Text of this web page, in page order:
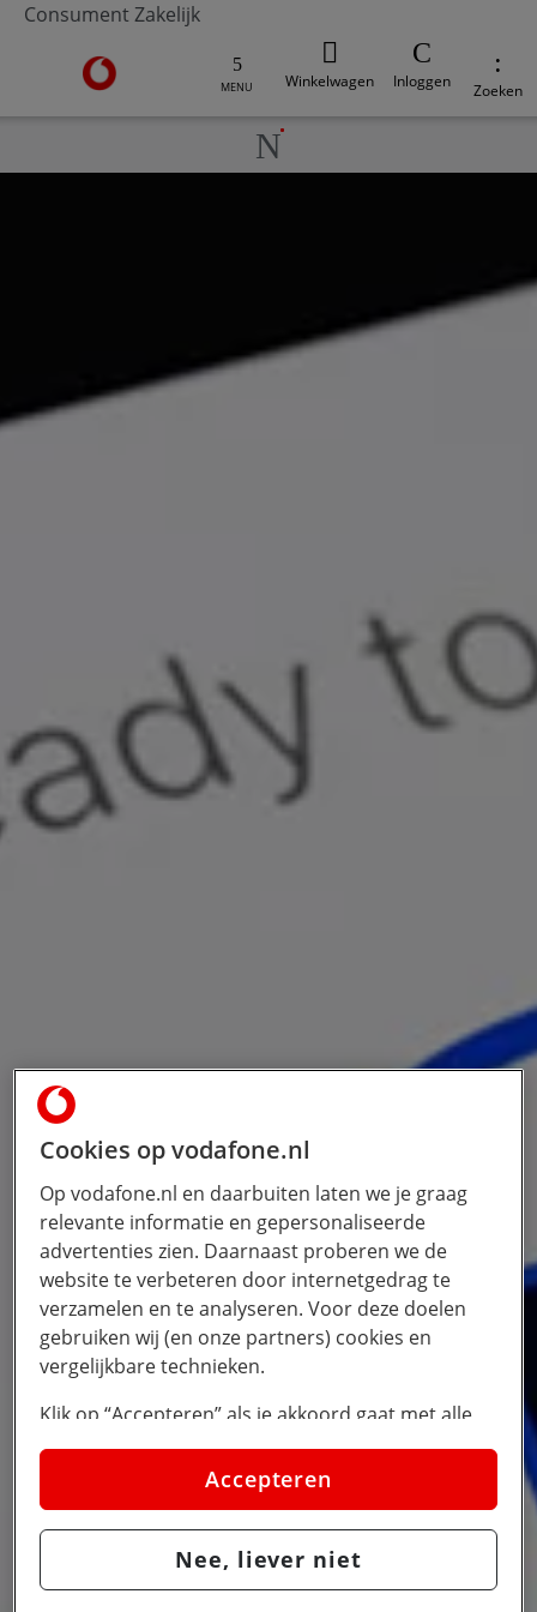
Consument Zakelijk
Ga naar de Vodafone homepage
MENU Winkelwagen Inloggen Zoeken
Cookies op vodafone.nl
Op vodafone.nl en daarbuiten laten we je graag
relevante informatie en gepersonaliseerde
advertenties zien. Daarnaast proberen we de
website te verbeteren door internetgedrag te
verzamelen en te analyseren. Voor deze doelen
gebruiken wij (en onze partners) cookies en
vergelijkbare technieken.
Klik op “Accepteren” als je akkoord gaat met alle
cookies. Kies je voor “Nee, liever niet”, dan
plaatsen we alleen strikt noodzakelijke cookies om
de website goed te laten werken. Dat betekent dat
we geen vormen van personalisatie toepassen.
Via cookie instellingen kan je zelf bepalen welke
Accepteren
Nee, liever niet